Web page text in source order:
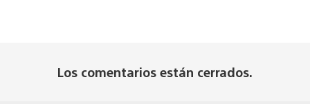
Los comentarios están cerrados.